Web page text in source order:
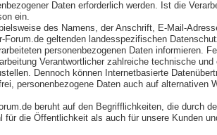
Daten erforderlich werden. Ist die
ein.
des Namens, der Anschrift, E-Mail-
Forum.de geltenden landesspezifischen
personenbezogenen Daten informieren.
Verantwortlicher zahlreiche technische
Dennoch können Internetbasierte
personenbezogene Daten auch auf alternativen
beruht auf den Begrifflichkeiten, die durch
für die Öffentlichkeit als auch für unsere Kunden